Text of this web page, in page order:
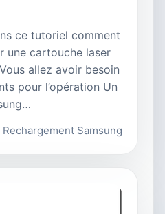
ce tutoriel comment
une cartouche laser
allez avoir besoin
pour l’opération Un
Rechargement Samsung